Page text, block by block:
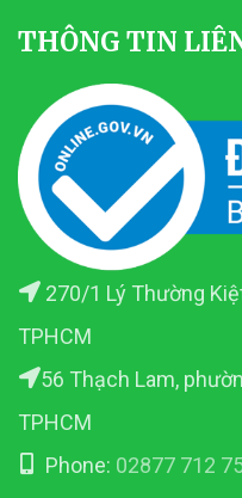
THÔNG TIN
270/1 Lý Thường
TPHCM
56 Thạch Lam,
TPHCM
Phone: 02877 712